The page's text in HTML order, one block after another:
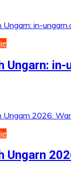
Ungarn:
Ungarn